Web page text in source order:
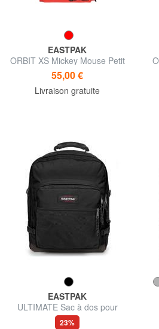
EASTPAK
ORBIT XS Mickey Mouse Petit
sac à dos
55,00 €
Livraison gratuite
EASTPAK
ULTIMATE Sac à dos pour
ordinateur portable 15,6"
23%